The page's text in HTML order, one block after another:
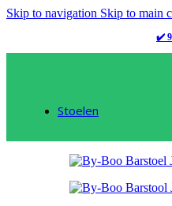
Skip to navigation Skip to main
✔️
Stoelen